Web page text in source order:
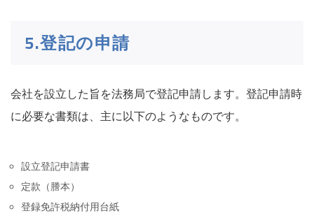
5.登記の申請
会社を設立した旨を法務局で登記申請します。登記申請時
に必要な書類は、主に以下のようなものです。
設立登記申請書
定款（謄本）
登録免許税納付用台紙